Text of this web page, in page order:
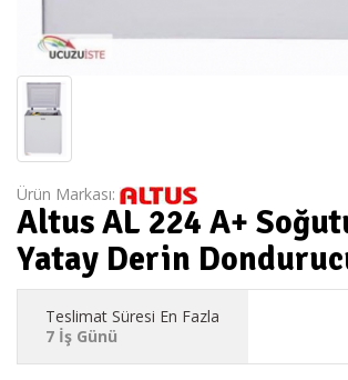
Ürün Markası:
Altus AL 224 A+
Yatay Derin
Teslimat Süresi En Fazla
7 İş Günü